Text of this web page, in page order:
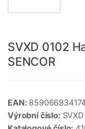
SVXD 0102
SENCOR
EAN:
Výrobní číslo: